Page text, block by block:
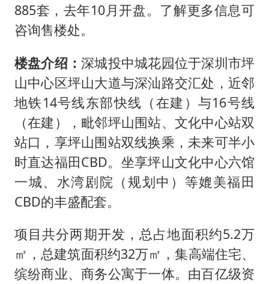
885套，去年10月开盘。了解更多信息可
咨询售楼处。
楼盘介绍：深城投中城花园位于深圳市坪
山中心区坪山大道与深汕路交汇处，近邻
地铁14号线东部快线（在建）与16号线
（在建），毗邻坪山围站、文化中心站双
站口，享坪山围站双线换乘，未来可半小
时直达福田CBD。坐享坪山文化中心六馆
一城、水湾剧院（规划中）等媲美福田
CBD的丰盛配套。
项目共分两期开发，总占地面积约5.2万
㎡，总建筑面积约32万㎡，集高端住宅、
缤纷商业、商务公寓于一体。由百亿级资